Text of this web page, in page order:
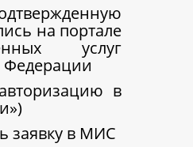
на портале
услуг
Федерации
в
заявку в МИС